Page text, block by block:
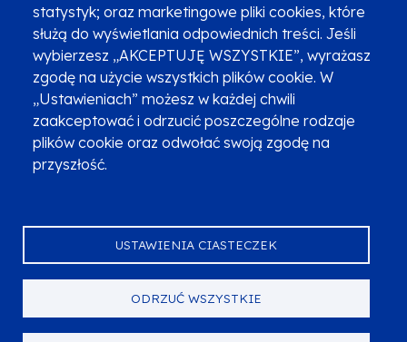
statystyk; oraz marketingowe pliki cookies, które
służą do wyświetlania odpowiednich treści. Jeśli
wybierzesz „AKCEPTUJĘ WSZYSTKIE”, wyrażasz
zgodę na użycie wszystkich plików cookie. W
„Ustawieniach” możesz w każdej chwili
zaakceptować i odrzucić poszczególne rodzaje
plików cookie oraz odwołać swoją zgodę na
przyszłość.
USTAWIENIA CIASTECZEK
ODRZUĆ WSZYSTKIE
Zobacz inne programy
Poznaj Fundusze 2014-2020
Deklaracja dostępności
Polityka prywatności
Przetwarzanie danych osobowych
Zgłoś błąd Mapa strony
Serwis dofinansowany przez Unię Europejską z programu Fundusze
© Urząd Marszałkowski Województwa Małopolskiego 2023